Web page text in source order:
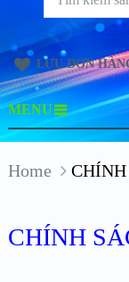
LƯU ĐƠN
MENU
Home
CHÍNH